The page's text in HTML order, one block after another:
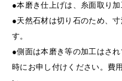
●本磨き仕上げは、糸面取り加
●天然石材は切り石のため、
す。
●側面は本磨き等の加工はさ
時にお申し付けください。費